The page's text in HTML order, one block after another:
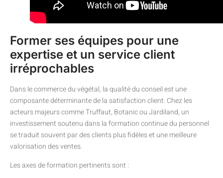
Former ses équipes pour une
expertise et un service client
irréprochables
Dans le commerce du végétal, la qualité du conseil est une
composante déterminante de la satisfaction client. Chez les
acteurs majeurs comme Truffaut, Botanic ou Jardiland, un
investissement soutenu dans la formation continue du personnel
se traduit souvent par des clients plus fidèles et une meilleure
valorisation des ventes.
Les axes de formation pertinents sont :